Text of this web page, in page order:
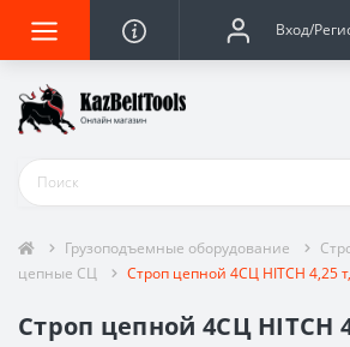
Вход/
Грузоподъемные оборудование
цепные СЦ
Строп цепной 4СЦ HITCH 4,25
Строп цепной 4СЦ HITCH